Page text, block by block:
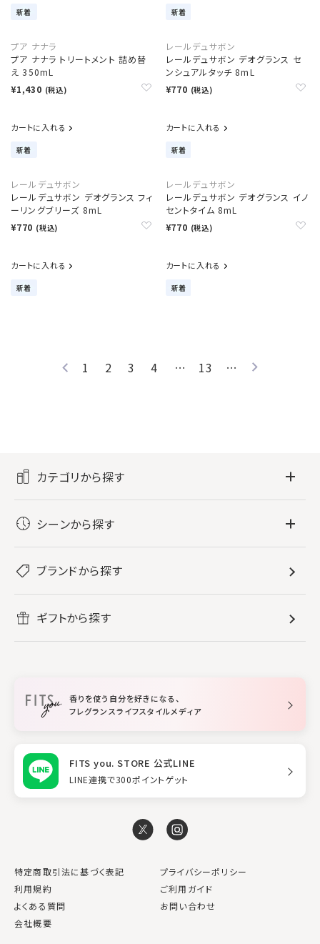
新着 新着
プア ナナラ
プア ナナラ トリートメント 詰め替
え 350mL
¥1,430 (税込)
カートに入れる
新着
レールデュサボン
レールデュサボン デオグランス セ
ンシュアルタッチ 8mL
¥770 (税込)
カートに入れる
新着
レールデュサボン
レールデュサボン デオグランス フィ
ーリングブリーズ 8mL
¥770 (税込)
カートに入れる
新着
レールデュサボン
レールデュサボン デオグランス イノ
セントタイム 8mL
¥770 (税込)
カートに入れる
新着
1 2 3 4 … 13 …
カテゴリから探す
レディース香水
メンズ香水
ボディミスト・スプレー
バス・ボディケア
すべてのバス・ボディケア
ボディ・ハンドクリーム
入浴剤
ホームフレグランス
ルームフレグランス
スタイリング
シーンから探す
リフレッシュしたい
ブランドから探す
ギフトから探す
香りを使う自分を好きになる、
フレグランスライフスタイルメディア
FITS you. STORE 公式LINE
LINE連携で300ポイントゲット
特定商取引法に基づく表記
プライバシーポリシー
利用規約
ご利用ガイド
よくある質問
お問い合わせ
会社概要